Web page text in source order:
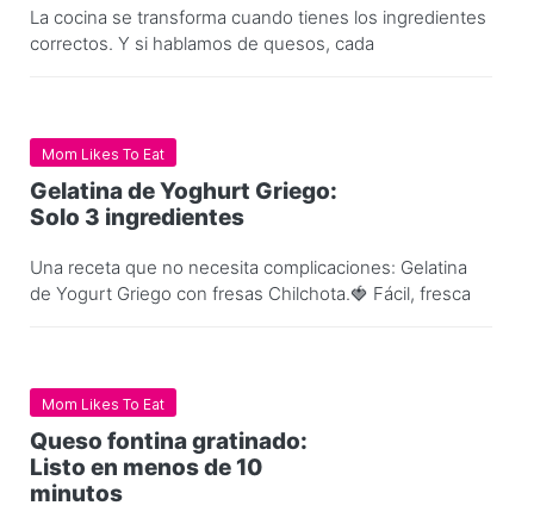
La cocina se transforma cuando tienes los ingredientes
correctos. Y si hablamos de quesos, cada
Mom Likes To Eat
Gelatina de Yoghurt Griego:
Solo 3 ingredientes
Una receta que no necesita complicaciones: Gelatina
de Yogurt Griego con fresas Chilchota.🍓 Fácil, fresca
Mom Likes To Eat
Queso fontina gratinado:
Listo en menos de 10
minutos